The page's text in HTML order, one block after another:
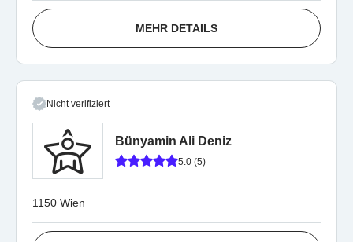
MEHR DETAILS
Nicht verifiziert
Bünyamin Ali Deniz
5.0 (5)
1150 Wien